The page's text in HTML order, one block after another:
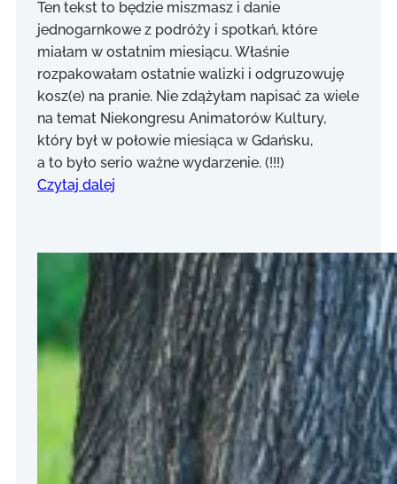
Ten tekst to będzie miszmasz i danie
jednogarnkowe z podróży i spotkań, które
miałam w ostatnim miesiącu. Właśnie
rozpakowałam ostatnie walizki i odgruzowuję
kosz(e) na pranie. Nie zdążyłam napisać za wiele
na temat Niekongresu Animatorów Kultury,
który był w połowie miesiąca w Gdańsku,
a to było serio ważne wydarzenie. (!!!)
Czytaj dalej